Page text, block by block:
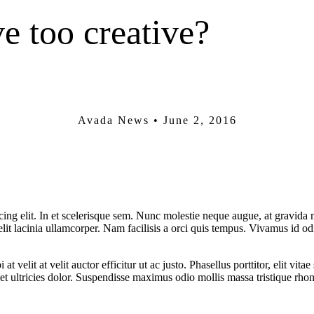
too creative?
Avada News • June 2, 2016
elit. In et scelerisque sem. Nunc molestie neque augue, at gravida
lacinia ullamcorper. Nam facilisis a orci quis tempus. Vivamus id
velit at velit auctor efficitur ut ac justo. Phasellus porttitor, elit
ultricies dolor. Suspendisse maximus odio mollis massa tristique